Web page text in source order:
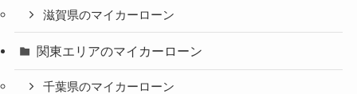
滋賀県のマイカーローン
関東エリアのマイカーローン
千葉県のマイカーローン